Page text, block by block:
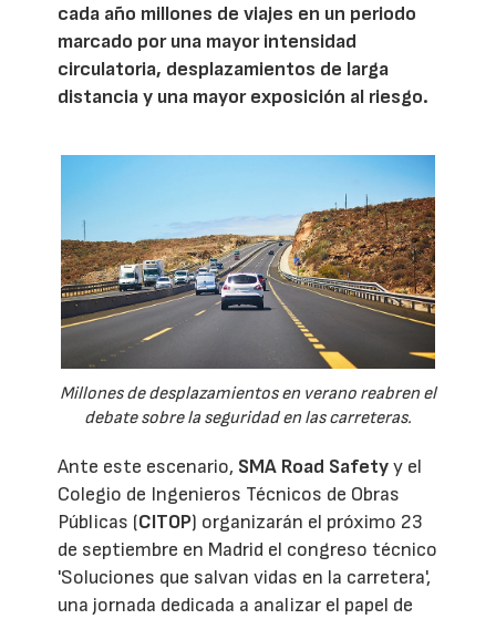
cada año millones de viajes en un periodo
marcado por una mayor intensidad
circulatoria, desplazamientos de larga
distancia y una mayor exposición al riesgo.
Millones de desplazamientos en verano reabren el
debate sobre la seguridad en las carreteras.
Ante este escenario, SMA Road Safetyy el
Colegio de Ingenieros Técnicos de Obras
Públicas (CITOP) organizarán el próximo 23
de septiembre en Madrid el congreso técnico
'Soluciones que salvan vidas en la carretera',
una jornada dedicada a analizar el papel de